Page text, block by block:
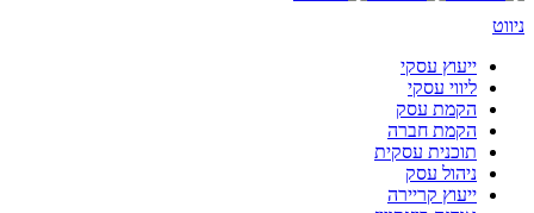
ניווט
ייעוץ עסקי
ליווי עסקי
הקמת עסק
הקמת חברה
תוכנית עסקית
ניהול עסק
ייעוץ קריירה